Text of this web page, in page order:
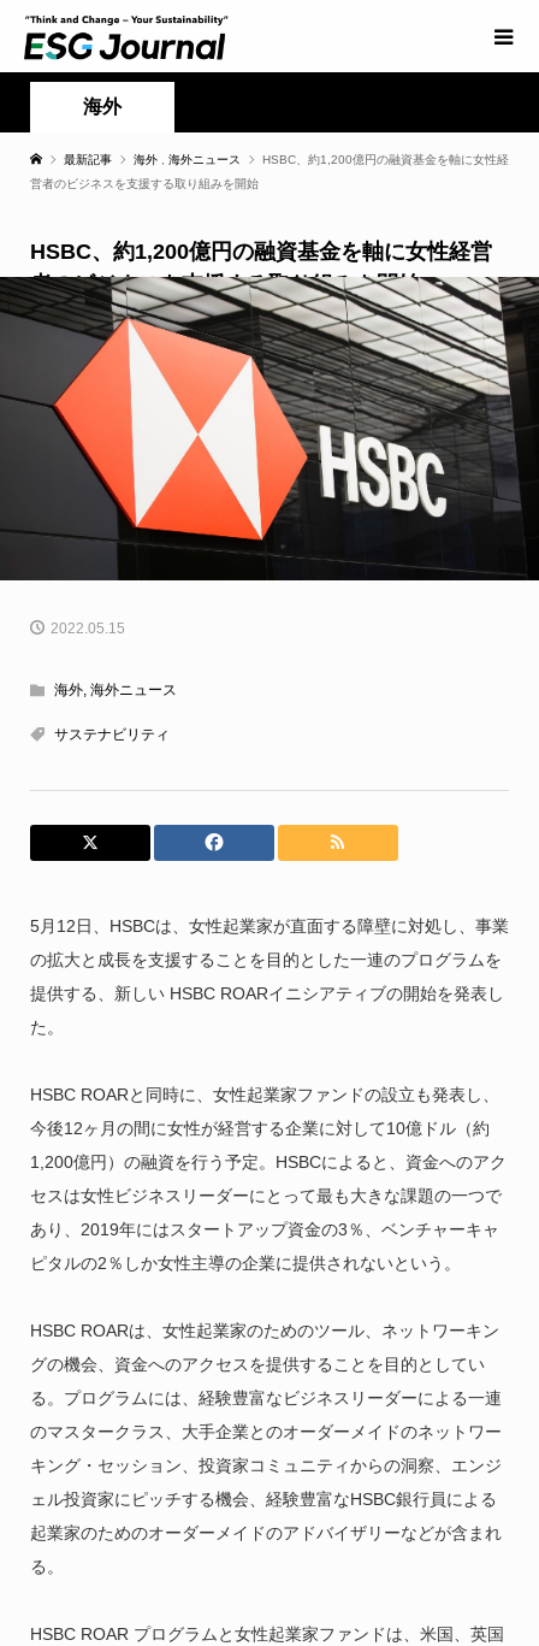
海外
最新記事 海外 海外ニュース
HSBC、約1,200億円の融資基金を軸に女性経
営者のビジネスを支援する取り組みを開始
HSBC、約1,200億円の融資基金を軸に女性経営
者のビジネスを支援する取り組みを開始
2022.05.15
海外, 海外ニュース
サステナビリティ
5月12日、HSBCは、女性起業家が直面する障壁に対処し、事業
の拡大と成長を支援することを目的とした一連のプログラムを
提供する、新しい HSBC ROARイニシアティブの開始を発表し
た。
HSBC ROARと同時に、女性起業家ファンドの設立も発表し、
今後12ヶ月の間に女性が経営する企業に対して10億ドル（約
1,200億円）の融資を行う予定。HSBCによると、資金へのアク
セスは女性ビジネスリーダーにとって最も大きな課題の一つで
あり、2019年にはスタートアップ資金の3％、ベンチャーキャ
ピタルの2％しか女性主導の企業に提供されないという。
HSBC ROARは、女性起業家のためのツール、ネットワーキン
グの機会、資金へのアクセスを提供することを目的としてい
る。プログラムには、経験豊富なビジネスリーダーによる一連
のマスタークラス、大手企業とのオーダーメイドのネットワー
キング・セッション、投資家コミュニティからの洞察、エンジ
ェル投資家にピッチする機会、経験豊富なHSBC銀行員による
起業家のためのオーダーメイドのアドバイザリーなどが含まれ
る。
HSBC ROAR プログラムと女性起業家ファンドは、米国、英国